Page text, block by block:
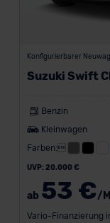
Konfigurierbarer
Suzuki Swift
Benzin
Kleinwagen
Farben:
UVP: 20.000 €
ab 53 €/
Vario-Finanzierung